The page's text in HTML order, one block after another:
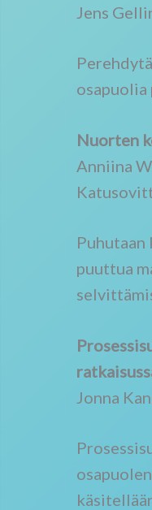
Jens
osapuolia
Nuorten
Anniina
puuttua
Jonna